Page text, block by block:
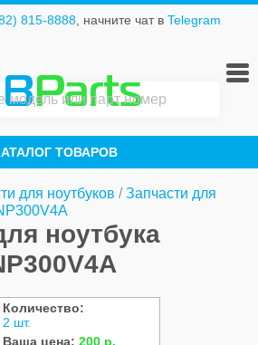
815-8888, начните чат в Telegram
Parts
ТОВАРОВ
для ноутбуков /Запчасти для
ноутбука
Количество:
2 шт.
Ваша цена: 200 р.